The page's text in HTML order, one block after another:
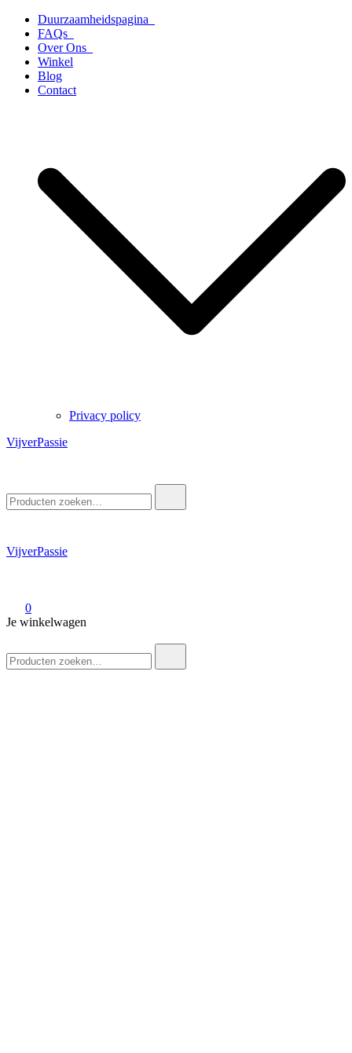
naar
inhoud
Duurzaamheidspagina
FAQs
Over Ons
Winkel
Blog
Contact
Privacy policy
VijverPassie
naar:
VijverPassie
0
Je winkelwagen
naar: